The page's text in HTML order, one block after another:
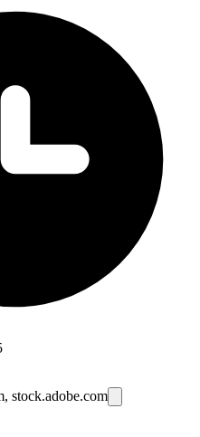
stock.adobe.com